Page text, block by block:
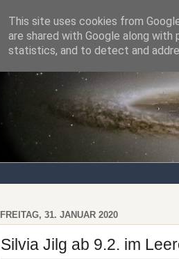
Regensburger Tagebuch
FREITAG, 31. JANUAR 2020
Silvia Jilg ab 9.2. im
This site uses cookies from
are shared with Google along
statistics, and to detect and